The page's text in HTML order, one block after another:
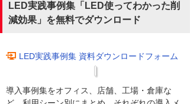
LED実践事例集「LED使ってわかった削
減効果」を無料でダウンロード
LED実践事例集 資料ダウンロードフォーム
導入事例集をオフィス、店舗、工場・倉庫な